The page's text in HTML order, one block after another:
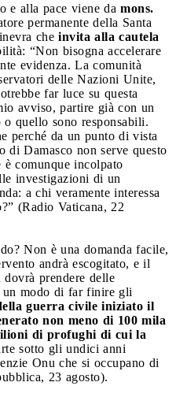
e alla pace viene da mons.
permanente della Santa
che invita alla cautela
“Non bisogna accelerare
evidenza. La comunità
delle Nazioni Unite,
far luce su questa
avviso, partire già con un
quello sono responsabili.
perché da un punto di vista
di Damasco non serve questo
è comunque incolpato
investigazioni di un
a chi veramente interessa
(Radio Vaticana, 22
Non è una domanda facile,
andrà escogitato, e il
prendere delle
un modo di far finire gli
guerra civile iniziato il
non meno di 100 mila
di profughi di cui la
sotto gli undici anni
Onu che si occupano di
23 agosto).